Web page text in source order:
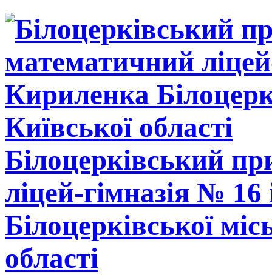
Білоцерківський
ліцей-гімназія №
Білоцерківської
області